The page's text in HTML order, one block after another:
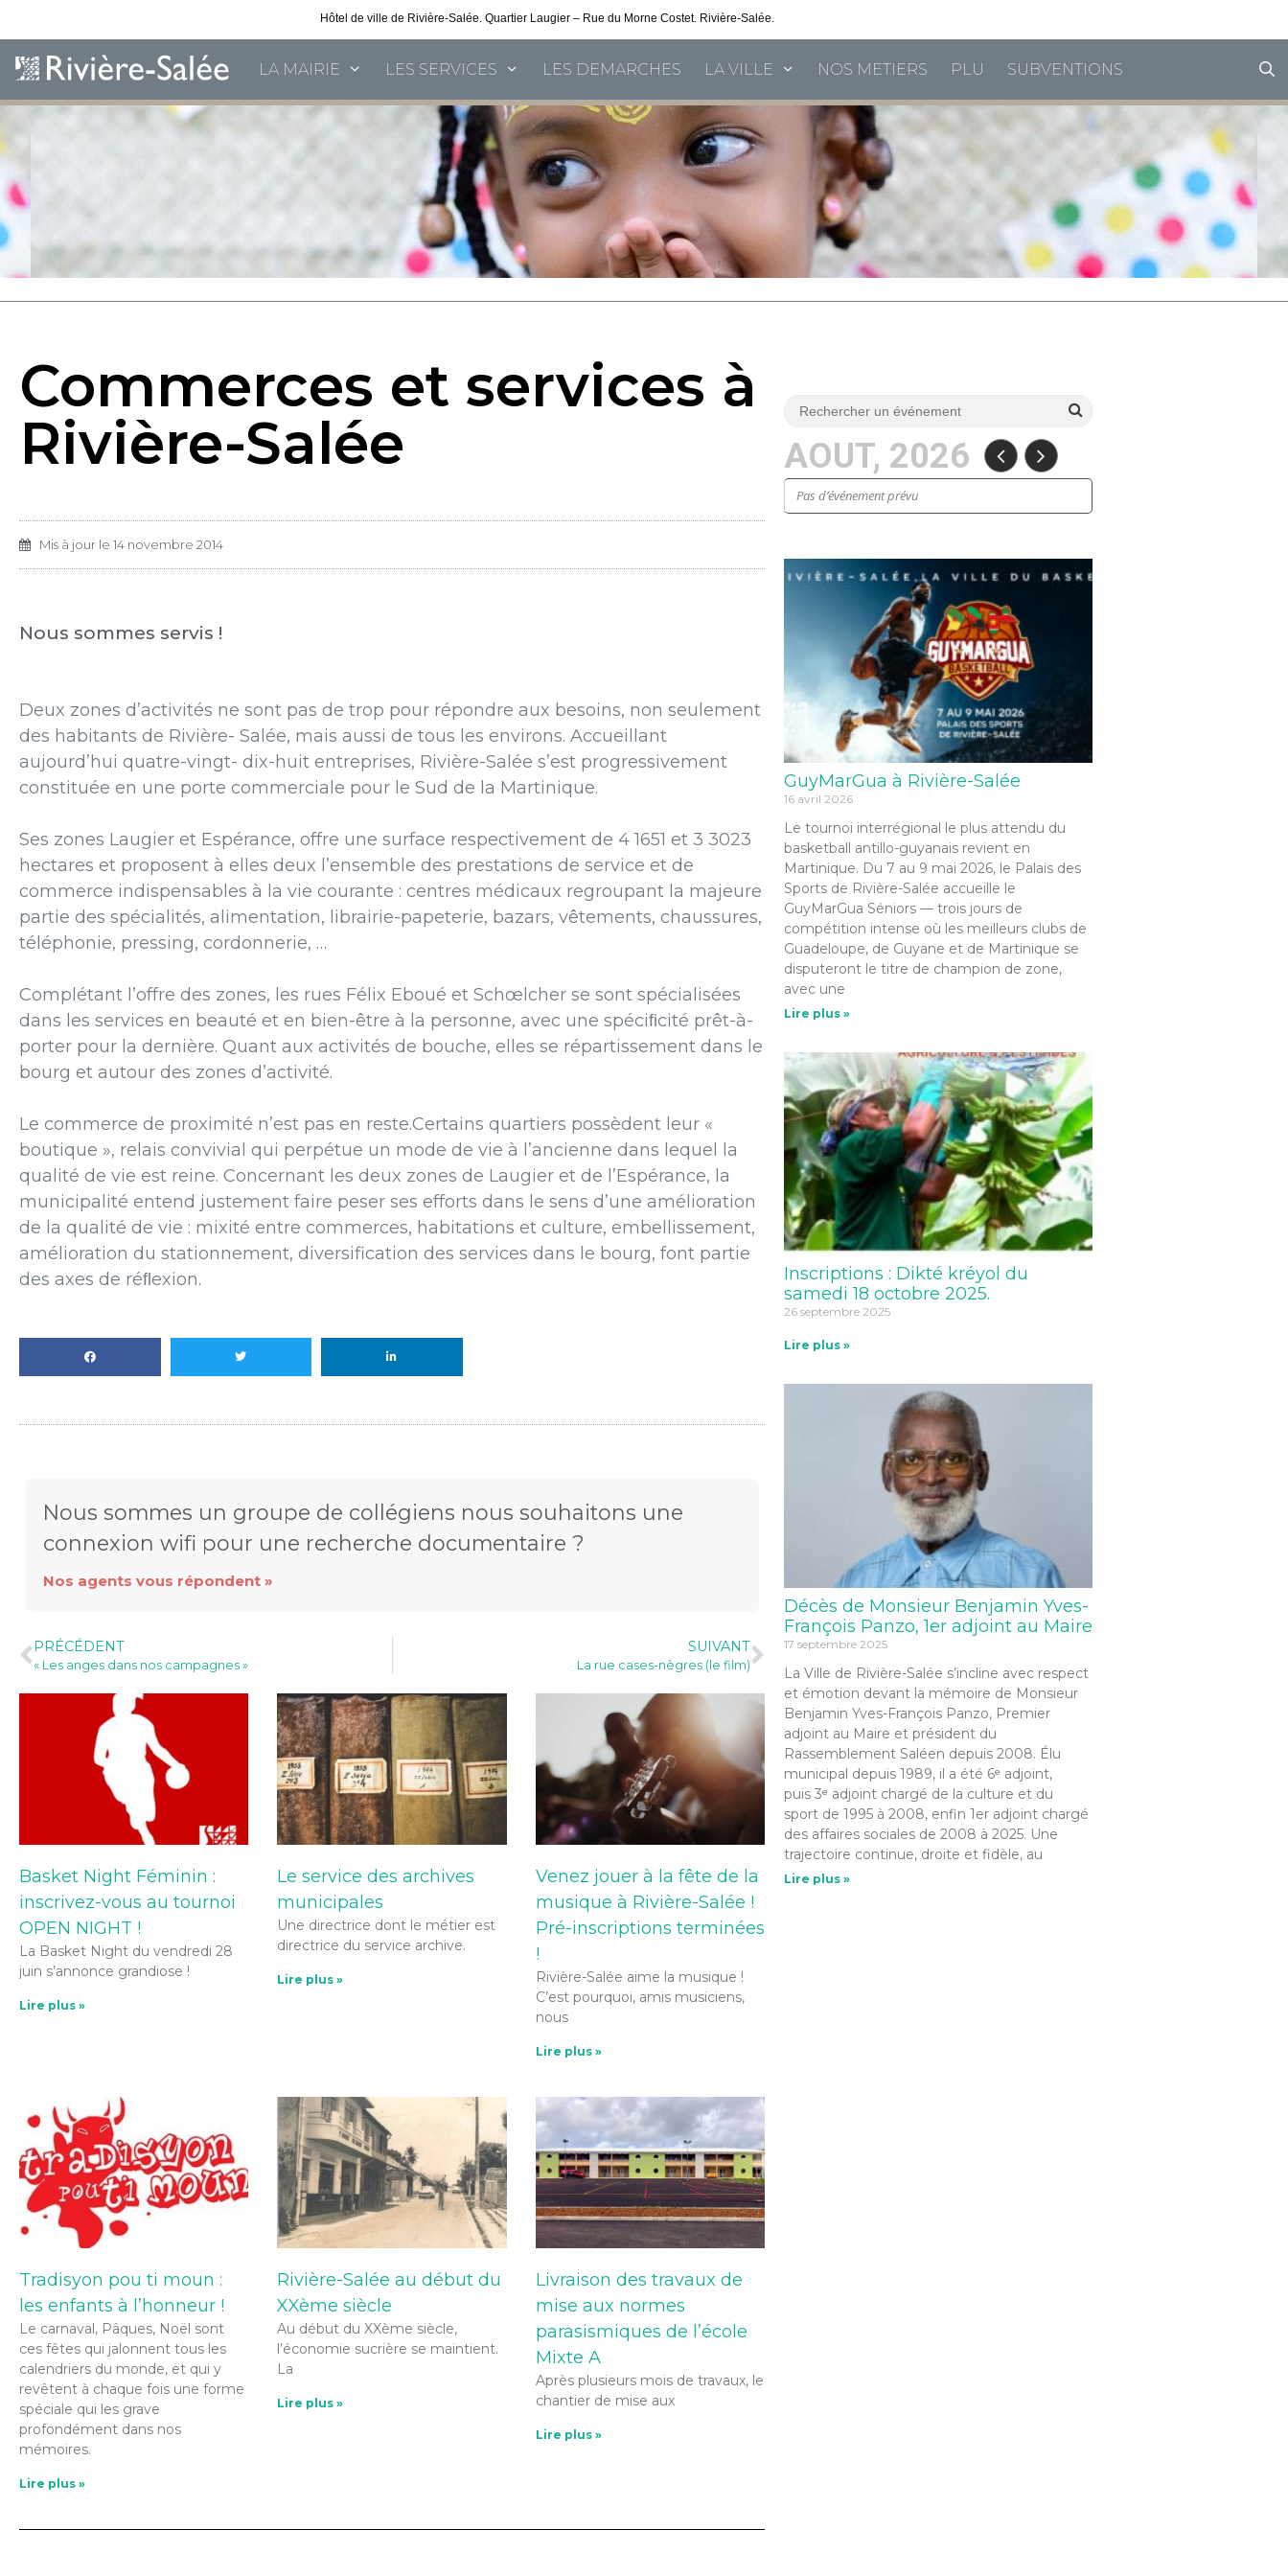
Hôtel de ville de Rivière-Salée. Quartier Laugier – Rue du Morne Costet. Rivière-Salée.
LA MAIRIE LES SERVICES LES DEMARCHES LA VILLE NOS METIERS PLU SUBVENTIONS
Commerces et services à
Rivière-Salée
Mis à jour le 14 novembre 2014
Nous sommes servis !
Deux zones d’activités ne sont pas de trop pour répondre aux besoins, non seulement
des habitants de Rivière- Salée, mais aussi de tous les environs. Accueillant
aujourd’hui quatre-vingt- dix-huit entreprises, Rivière-Salée s’est progressivement
constituée en une porte commerciale pour le Sud de la Martinique.
Ses zones Laugier et Espérance, offre une surface respectivement de 4 1651 et 3 3023
hectares et proposent à elles deux l’ensemble des prestations de service et de
commerce indispensables à la vie courante : centres médicaux regroupant la majeure
partie des spécialités, alimentation, librairie-papeterie, bazars, vêtements, chaussures,
téléphonie, pressing, cordonnerie, …
Complétant l’offre des zones, les rues Félix Eboué et Schœlcher se sont spécialisées
dans les services en beauté et en bien-être à la personne, avec une spéciﬁcité prêt-à-
porter pour la dernière. Quant aux activités de bouche, elles se répartissement dans le
bourg et autour des zones d’activité.
Le commerce de proximité n’est pas en reste.Certains quartiers possèdent leur «
boutique », relais convivial qui perpétue un mode de vie à l’ancienne dans lequel
la
qualité de vie est reine. Concernant les deux zones de Laugier et de l’Espérance, la
municipalité entend justement faire peser ses efforts dans le sens d’une amélioration
de la qualité de vie : mixité entre commerces, habitations et culture, embellissement,
amélioration du stationnement, diversification des services dans le bourg, font partie
des axes de réﬂexion.
Nous sommes un groupe de collégiens nous souhaitons une
connexion wifi pour une recherche documentaire ?
Nos agents vous répondent »
PRÉCÉDENT
« Les anges dans nos campagnes »
SUIVANT
La rue cases-nègres (le film)
Basket Night Féminin :
inscrivez-vous au tournoi
OPEN NIGHT !
La Basket Night du vendredi 28
juin s’annonce grandiose !
Lire plus »
Le service des archives
municipales
Une directrice dont le métier est
directrice du service archive.
Lire plus »
Venez jouer à la fête de la
musique à Rivière-Salée !
Pré-inscriptions terminées
!
Rivière-Salée aime la musique !
C’est pourquoi, amis musiciens,
nous
Lire plus »
Tradisyon pou ti moun :
les enfants à l’honneur !
Le carnaval, Pâques, Noël sont
ces fêtes qui jalonnent tous les
calendriers du monde, et qui y
revêtent à chaque fois une forme
spéciale qui les grave
profondément dans nos
mémoires.
Lire plus »
Rivière-Salée au début du
XXème siècle
Au début du XXème siècle,
l’économie sucrière se maintient.
La
Lire plus »
Livraison des travaux de
mise aux normes
parasismiques de l’école
Mixte A
Après plusieurs mois de travaux, le
chantier de mise aux
Lire plus »
AOUT, 2026
Pas d’événement prévu
GuyMarGua à Rivière-Salée
16 avril 2026
Le tournoi interrégional le plus attendu du
basketball antillo-guyanais revient en
Martinique. Du 7 au 9 mai 2026, le Palais des
Sports de Rivière-Salée accueille le
GuyMarGua Séniors — trois jours de
compétition intense où les meilleurs clubs de
Guadeloupe, de Guyane et de Martinique se
disputeront le titre de champion de zone,
avec une
Lire plus »
Inscriptions : Dikté kréyol du
samedi 18 octobre 2025.
26 septembre 2025
Lire plus »
Décès de Monsieur Benjamin Yves-
François Panzo, 1er adjoint au Maire
17 septembre 2025
La Ville de Rivière-Salée s’incline avec respect
et émotion devant la mémoire de Monsieur
Benjamin Yves-François Panzo, Premier
adjoint au Maire et président du
Rassemblement Saléen depuis 2008. Élu
municipal depuis 1989, il a été 6ᵉ adjoint,
puis 3ᵉ adjoint chargé de la culture et du
sport de 1995 à 2008, enfin 1er adjoint chargé
des affaires sociales de 2008 à 2025. Une
trajectoire continue, droite et fidèle, au
Lire plus »